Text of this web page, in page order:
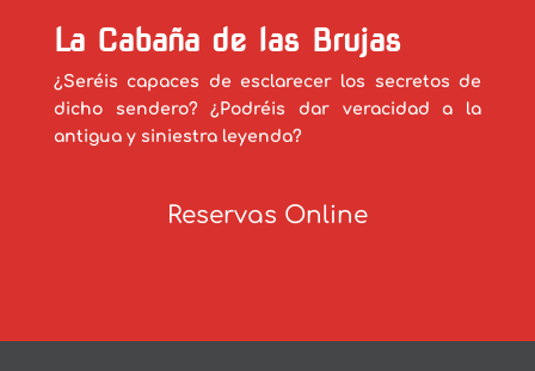
La Cabaña de las Brujas
¿Seréis capaces de esclarecer los secretos de
dicho sendero? ¿Podréis dar veracidad a la
antigua y siniestra leyenda?
Reservas Online